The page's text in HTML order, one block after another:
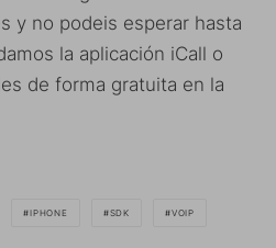
y no podeis esperar hasta
la aplicación iCall o
de forma gratuita en la
IPHONE SDK VOIP